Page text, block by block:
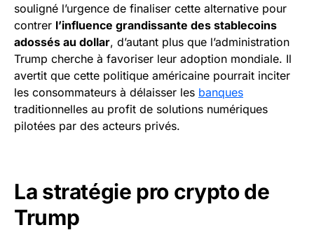
souligné l’urgence de finaliser cette alternative pour
contrer l’influence grandissante des stablecoins
adossés au dollar, d’autant plus que l’administration
Trump cherche à favoriser leur adoption mondiale. Il
avertit que cette politique américaine pourrait inciter
les consommateurs à délaisser les banques
traditionnelles au profit de solutions numériques
pilotées par des acteurs privés.
La stratégie pro crypto de
Trump